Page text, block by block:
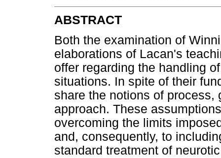
ABSTRACT
Both the examination of
elaborations of Lacan's
offer regarding the handling
situations. In spite of their
share the notions of
approach. These
overcoming the limits
and, consequently, to
standard treatment of